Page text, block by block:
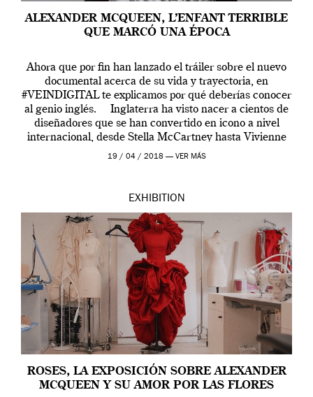
ALEXANDER MCQUEEN, L’ENFANT TERRIBLE
QUE MARCÓ UNA ÉPOCA
Ahora que por fin han lanzado el tráiler sobre el nuevo
documental acerca de su vida y trayectoria, en
#VEINDIGITAL te explicamos por qué deberías conocer
al genio inglés. Inglaterra ha visto nacer a cientos de
diseñadores que se han convertido en icono a nivel
internacional, desde Stella McCartney hasta Vivienne
Westwood pasando […]
19 / 04 / 2018 — VER MÁS
EXHIBITION
ROSES, LA EXPOSICIÓN SOBRE ALEXANDER
MCQUEEN Y SU AMOR POR LAS FLORES